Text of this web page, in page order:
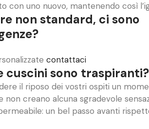
con uno nuovo, mantenendo così
non standard, ci sono
contattaci
cuscini sono traspiranti?
il riposo dei vostri ospiti un
creano alcuna sgradevole
un bel passo avanti